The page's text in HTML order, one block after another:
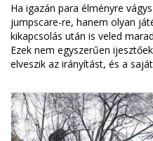
Ha igazán para élményre
jumpscare-re, hanem olyan
kikapcsolás után is veled
Ezek nem egyszerűen
elveszik az irányítást, és a